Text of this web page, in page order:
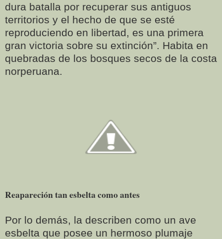
dura batalla por recuperar sus antiguos
territorios y el hecho de que se esté
reproduciendo en libertad, es una primera
gran victoria sobre su extinción”. Habita en
quebradas de los bosques secos de la costa
norperuana.
Reapareción tan esbelta como antes
Por lo demás, la describen como un ave
esbelta que posee un hermoso plumaje